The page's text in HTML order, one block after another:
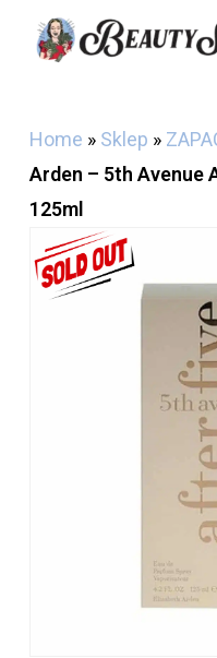
Cart
Home » Sklep »
Arden – 5th Avenue
125ml